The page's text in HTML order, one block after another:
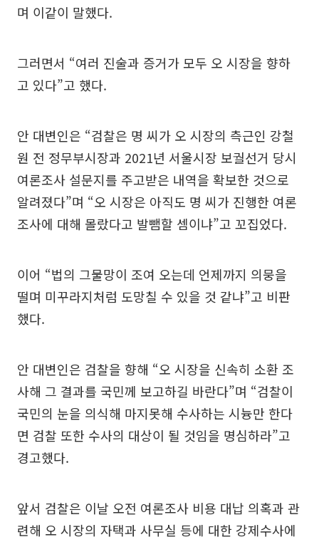
며 이같이 말했다.
그러면서 “여러 진술과 증거가 모두 오 시장을 향하
고 있다”고 했다.
안 대변인은 “검찰은 명 씨가 오 시장의 측근인 강철
원 전 정무부시장과 2021년 서울시장 보궐선거 당시
여론조사 설문지를 주고받은 내역을 확보한 것으로
알려졌다”며 “오 시장은 아직도 명 씨가 진행한 여론
조사에 대해 몰랐다고 발뺌할 셈이냐”고 꼬집었다.
이어 “법의 그물망이 조여 오는데 언제까지 의뭉을
떨며 미꾸라지처럼 도망칠 수 있을 것 같냐”고 비판
했다.
안 대변인은 검찰을 향해 “오 시장을 신속히 소환 조
사해 그 결과를 국민께 보고하길 바란다”며 “검찰이
국민의 눈을 의식해 마지못해 수사하는 시늉만 한다
면 검찰 또한 수사의 대상이 될 것임을 명심하라”고
경고했다.
앞서 검찰은 이날 오전 여론조사 비용 대납 의혹과 관
련해 오 시장의 자택과 사무실 등에 대한 강제수사에